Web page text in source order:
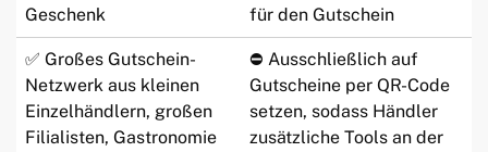
Geschenk
für den Gutschein
✅ Großes Gutschein-
Netzwerk aus kleinen
Einzelhändlern, großen
Filialisten, Gastronomie
⛔ Ausschließlich auf
Gutscheine per QR-Code
setzen, sodass Händler
zusätzliche Tools an der